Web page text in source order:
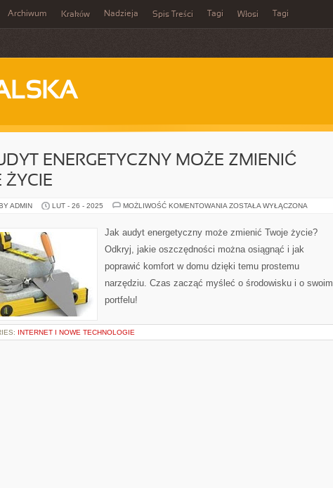
Archiwum Kraków Nadzieja Spis Treści Tagi Włosi Tagi
ENERGETYCZNY MOŻE ZMIENIĆ
ŻYCIE
ADMIN LUT - 26 - 2025 MOŻLIWOŚĆ KOMENTOWANIA JAK
MOŻE
ZMIENIĆ
ŻYCIE
ZOSTAŁA WYŁĄCZONA
Jak audyt energetyczny może zmienić Twoje życie?
Odkryj, jakie oszczędności można osiągnąć i jak
poprawić komfort w domu dzięki temu prostemu
narzędziu. Czas zacząć myśleć o środowisku i o swoim
portfelu!
INTERNET I NOWE TECHNOLOGIE